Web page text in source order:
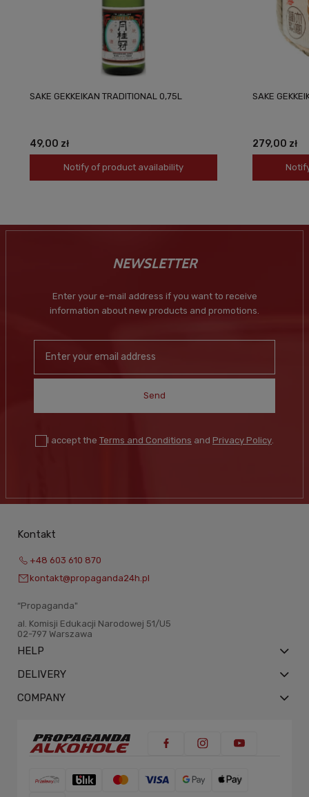
SAKE GEKKEIKAN TRADITIONAL 0,75L
49,00 zł
Notify of product availability
SAKE
279,00 zł
NEWSLETTER
Enter your e-mail address if you want to receive
information about new products and promotions.
Send
I accept the Terms and Conditions and Privacy Policy
Kontakt
+48 603 610 870
kontakt@propaganda24h.pl
“Propaganda"
al. Komisji Edukacji Narodowej 51/U5
02-797 Warszawa
HELP
DELIVERY
COMPANY